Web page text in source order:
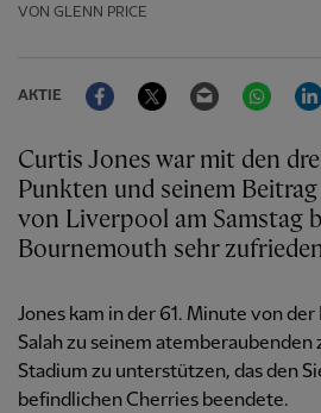
VON GLENN PRICE
AKTIE
FacebookTwitter Email
Curtis Jones war mit den
Punkten und seinem
von Liverpool am Samstag
Bournemouth sehr
Jones kam in der 61. Minute von
Salah zu seinem
Stadium zu unterstützen, das den
befindlichen Cherries beendete.